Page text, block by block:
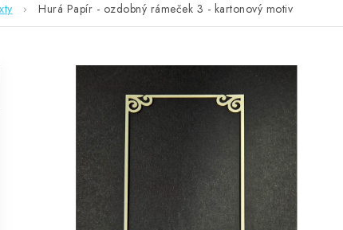
Hurá Papír - ozdobný rámeček 3 - kartonový motiv